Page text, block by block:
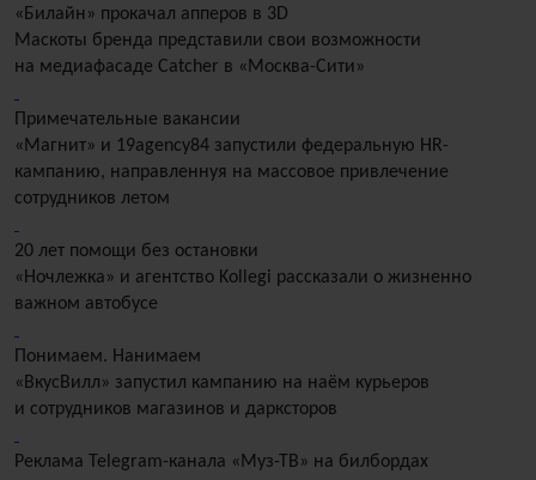
«Билайн» прокачал апперов в 3D
Маскоты бренда представили свои возможности
на медиафасаде Catcher в «Москва-Сити»
Примечательные вакансии
«Магнит» и 19agency84 запустили федеральную HR-
кампанию, направленнуя на массовое привлечение
сотрудников летом
20 лет помощи без остановки
«Ночлежка» и агентство Kollegi рассказали о жизненно
важном автобусе
Понимаем. Нанимаем
«ВкусВилл» запустил кампанию на наём курьеров
и сотрудников магазинов и дарксторов
Реклама Telegram-канала «Муз-ТВ» на билбордах